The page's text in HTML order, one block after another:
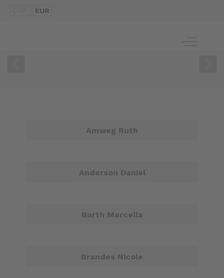
EUR
Off-
Amweg Ruth
Anderson Daniel
Barth Marcella
Brandes Nicole